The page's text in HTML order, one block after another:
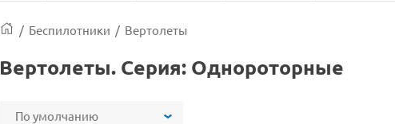
/ Беспилотники / Вертолеты
Вертолеты. Серия: Однороторные
По умолчанию